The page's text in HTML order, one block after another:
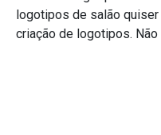
logotipos de salão
criação de logotipos.